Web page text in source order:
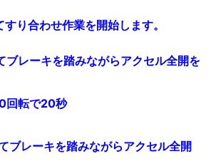
り合わせ作業を開始します。
レーキを踏みながらアクセル全開を
転で20秒
レーキを踏みながらアクセル全開